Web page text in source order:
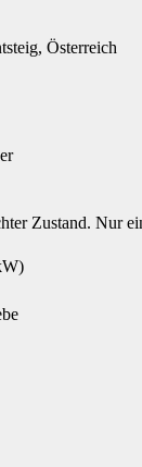
Österreich
Zustand. Nur